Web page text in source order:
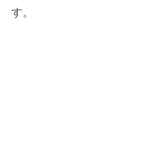
す。